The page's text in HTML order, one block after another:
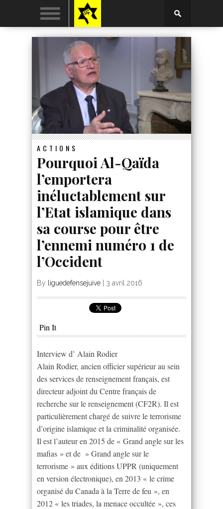
ACTIONS
Pourquoi Al-Qaïda
l’emportera
inéluctablement sur
l’Etat islamique dans
sa course pour être
l’ennemi numéro 1 de
l’Occident
By liguedefensejuive 3 avril 2016
Pin It
Interview d’ Alain Rodier
Alain Rodier, ancien officier supérieur au sein
des services de renseignement français, est
directeur adjoint du Centre français de
recherche sur le renseignement (CF2R). Il est
particulièrement chargé de suivre le terrorisme
d’origine islamique et la criminalité organisée.
Il est l’auteur en 2015 de « Grand angle sur les
mafias » et de » Grand angle sur le
terrorisme » aux éditions UPPR (uniquement
en version électronique), en 2013 « le crime
organisé du Canada à la Terre de feu », en
2012 « les triades, la menace occultée », ces